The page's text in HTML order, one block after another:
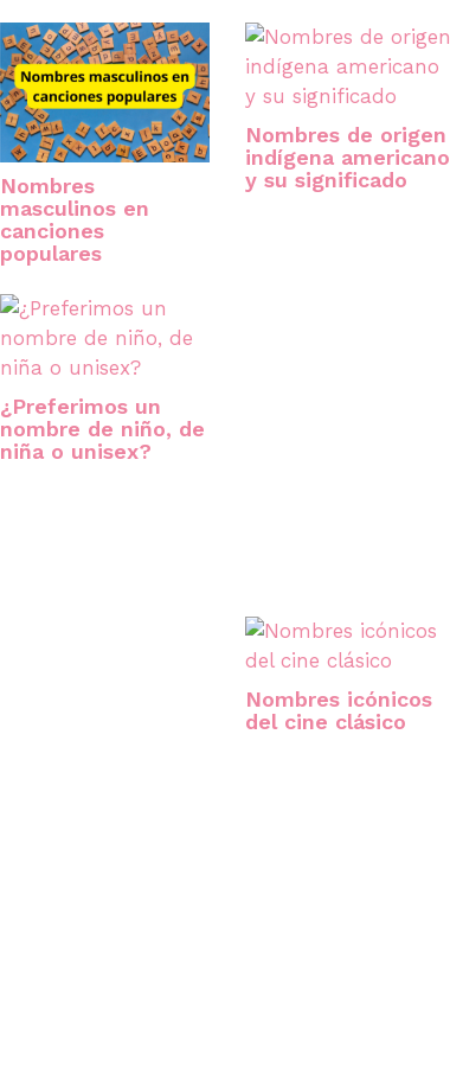
Nombres
masculinos en
canciones
populares
Nombres de origen
indígena americano
y su significado
¿Preferimos un
nombre de niño, de
niña o unisex?
Nombres icónicos
del cine clásico